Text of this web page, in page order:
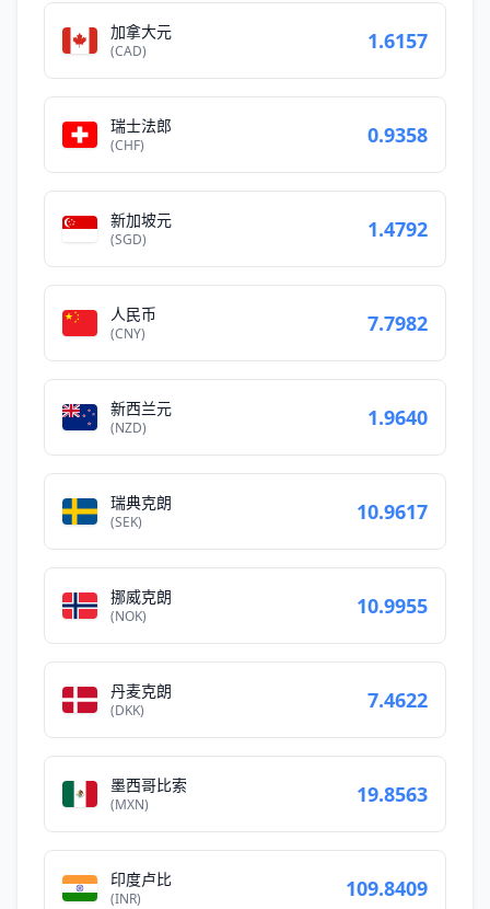
加拿大元
(CAD) 1.6157
瑞士法郎
(CHF) 0.9358
新加坡元
(SGD) 1.4792
人民币
(CNY) 7.7982
新西兰元
(NZD) 1.9640
瑞典克朗
(SEK) 10.9617
挪威克朗
(NOK) 10.9955
丹麦克朗
(DKK) 7.4622
墨西哥比索
(MXN) 19.8563
印度卢比
(INR) 109.8409